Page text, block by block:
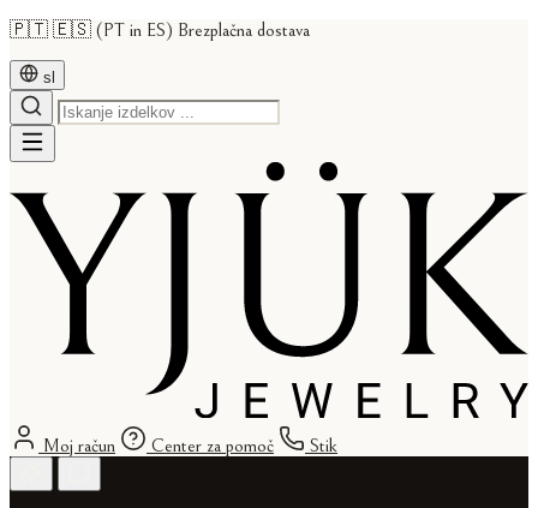
🇵🇹 🇪🇸 (PT in ES) Brezplačna dostava
sl
Moj račun Center za pomoč Stik